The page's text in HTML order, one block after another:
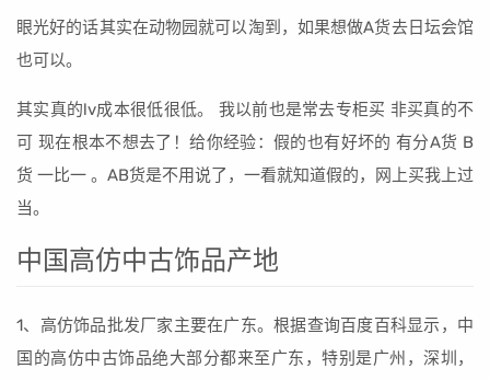
眼光好的话其实在动物园就可以淘到，如果想做A货去日坛会馆
也可以。
其实真的lv成本很低很低。 我以前也是常去专柜买 非买真的不
可 现在根本不想去了！给你经验：假的也有好坏的 有分A货 B
货 一比一 。AB货是不用说了，一看就知道假的，网上买我上过
当。
中国高仿中古饰品产地
1、高仿饰品批发厂家主要在广东。根据查询百度百科显示，中
国的高仿中古饰品绝大部分都来至广东，特别是广州，深圳，